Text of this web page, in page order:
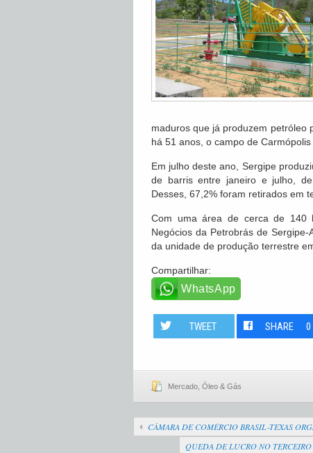
maduros que já produzem petróleo
há 51 anos, o campo de
Em julho deste ano, Sergipe
de barris entre janeiro e julho,
Desses, 67,2% foram retirados em
Com uma área de cerca de 140
Negócios da Petrobrás de
da unidade de produção terrestre
Compartilhar:
WhatsApp
TWEET SHARE 0
Mercado Óleo & Gás
CÂMARA DE COMÉRCIO BRASIL-TEXAS
QUEDA DE LUCRO NO